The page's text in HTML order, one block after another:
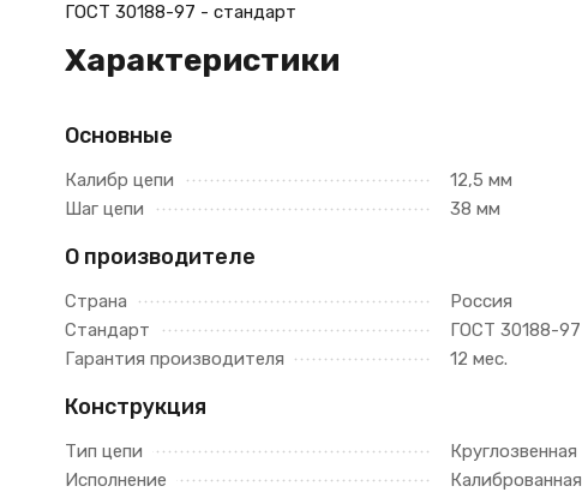
ГОСТ 30188-97 - стандарт
Характеристики
Основные
Калибр цепи
12,5 мм
Шаг цепи
38 мм
О производителе
Страна
Россия
Стандарт
ГОСТ 30188-97
Гарантия производителя
12 мес.
Конструкция
Тип цепи
Круглозвенная
Исполнение
Калиброванная